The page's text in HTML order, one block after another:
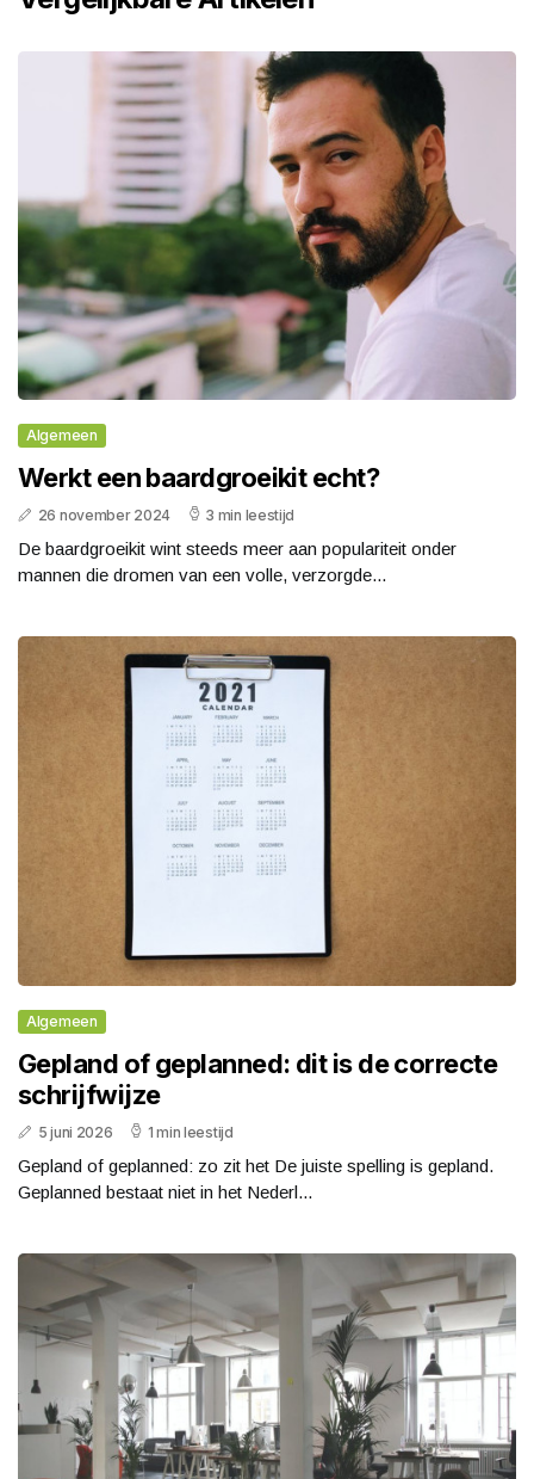
Algemeen
Werkt een baardgroeikit echt?
26 november 2024 3 min leestijd
De baardgroeikit wint steeds meer aan populariteit onder
mannen die dromen van een volle, verzorgde...
Algemeen
Gepland of geplanned: dit is de correcte
schrijfwijze
5 juni 2026 1 min leestijd
Gepland of geplanned: zo zit het De juiste spelling is gepland.
Geplanned bestaat niet in het Nederl...